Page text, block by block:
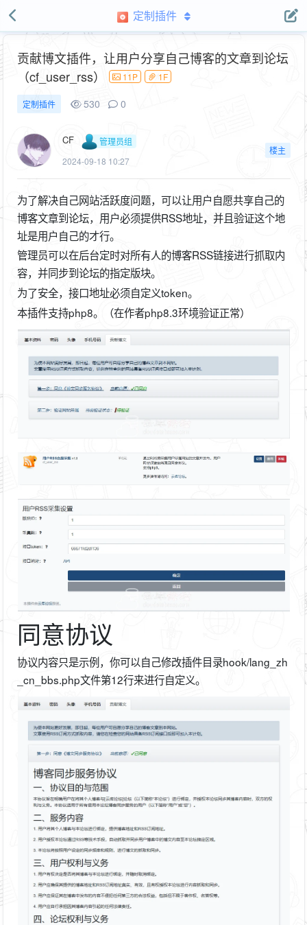
定制插件
贡献博文插件，让用户分享自己博客的文章到论坛
（cf_user_rss）
11P 1F
定制插件 530 0
CF
管理员组
2024-09-18 10:27
楼主
为了解决自己网站活跃度问题，可以让用户自愿共享自己的
博客文章到论坛，用户必须提供RSS地址，并且验证这个地
址是用户自己的才行。
管理员可以在后台定时对所有人的博客RSS链接进行抓取内
容，并同步到论坛的指定版块。
为了安全，接口地址必须自定义token。
本插件支持php8。（在作者php8.3环境验证正常）
同意协议
协议内容只是示例，你可以自己修改插件目录hook/lang_zh
_cn_bbs.php文件第12行来进行自定义。